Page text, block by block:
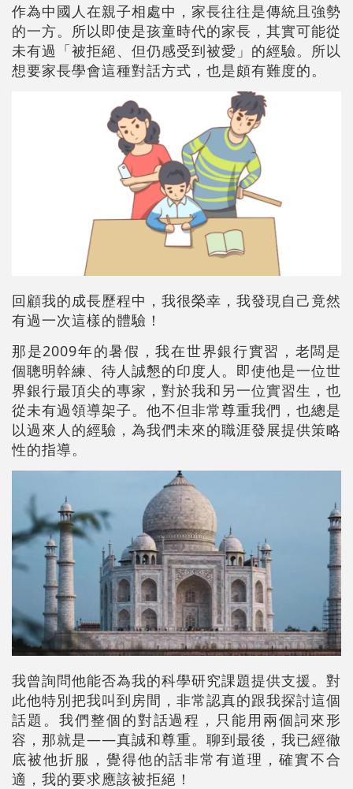
作為中國人在親子相處中，家長往往是傳統且強勢
的一方。所以即使是孩童時代的家長，其實可能從
未有過「被拒絕、但仍感受到被愛」的經驗。所以
想要家長學會這種對話方式，也是頗有難度的。
回顧我的成長歷程中，我很榮幸，我發現自己竟然
有過一次這樣的體驗！
那是2009年的暑假，我在世界銀行實習，老闆是
個聰明幹練、待人誠懇的印度人。即使他是一位世
界銀行最頂尖的專家，對於我和另一位實習生，也
從未有過領導架子。他不但非常尊重我們，也總是
以過來人的經驗，為我們未來的職涯發展提供策略
性的指導。
我曾詢問他能否為我的科學研究課題提供支援。對
此他特別把我叫到房間，非常認真的跟我探討這個
話題。我們整個的對話過程，只能用兩個詞來形
容，那就是——真誠和尊重。聊到最後，我已經徹
底被他折服，覺得他的話非常有道理，確實不合
適，我的要求應該被拒絕！